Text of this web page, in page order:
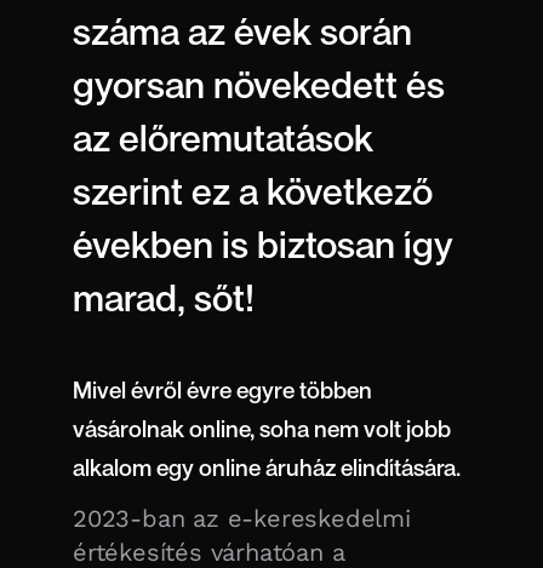
száma az évek során
gyorsan növekedett és
az előremutatások
szerint ez a következő
években is biztosan így
marad, sőt!
Mivel évről évre egyre többen
vásárolnak online, soha nem volt jobb
alkalom egy online áruház elindítására.
2023-ban az e-kereskedelmi
értékesítés várhatóan a